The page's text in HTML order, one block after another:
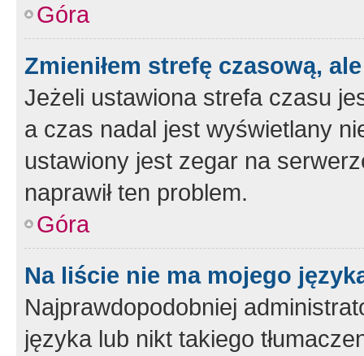
Góra
Zmieniłem strefę czasową,
Jeżeli ustawiona strefa czasu
a czas nadal jest wyświetlany
ustawiony jest zegar na
naprawił ten problem.
Góra
Na liście nie ma mojego
Najprawdopodobniej
języka lub nikt takiego